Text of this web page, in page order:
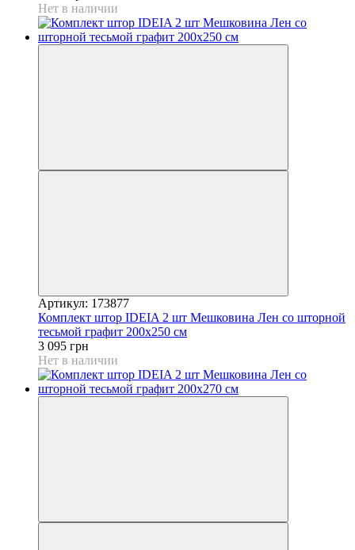
Нет в наличии
Артикул: 173877
Комплект штор IDEIA 2 шт Мешковина Лен со шторной
тесьмой графит 200х250 см
3 095 грн
Нет в наличии